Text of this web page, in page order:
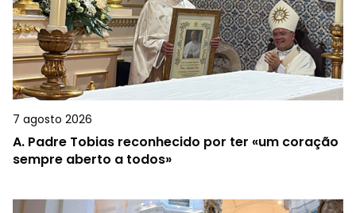
7 agosto 2026
A. Padre Tobias reconhecido por ter «um coração
sempre aberto a todos»